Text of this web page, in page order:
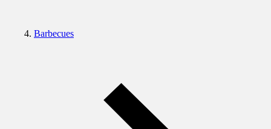
Barbecues